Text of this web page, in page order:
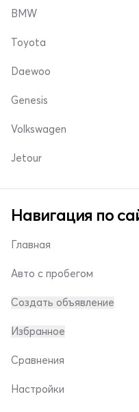
BMW
Toyota
Daewoo
Genesis
Volkswagen
Jetour
Навигация по
Главная
Авто с пробегом
Создать объявление
Избранное
Сравнения
Настройки